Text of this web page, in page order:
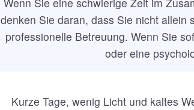
denken Sie daran, dass Sie nicht allein
professionelle Betreuung. Wenn Sie
oder eine
Kurze Tage, wenig Licht und kaltes